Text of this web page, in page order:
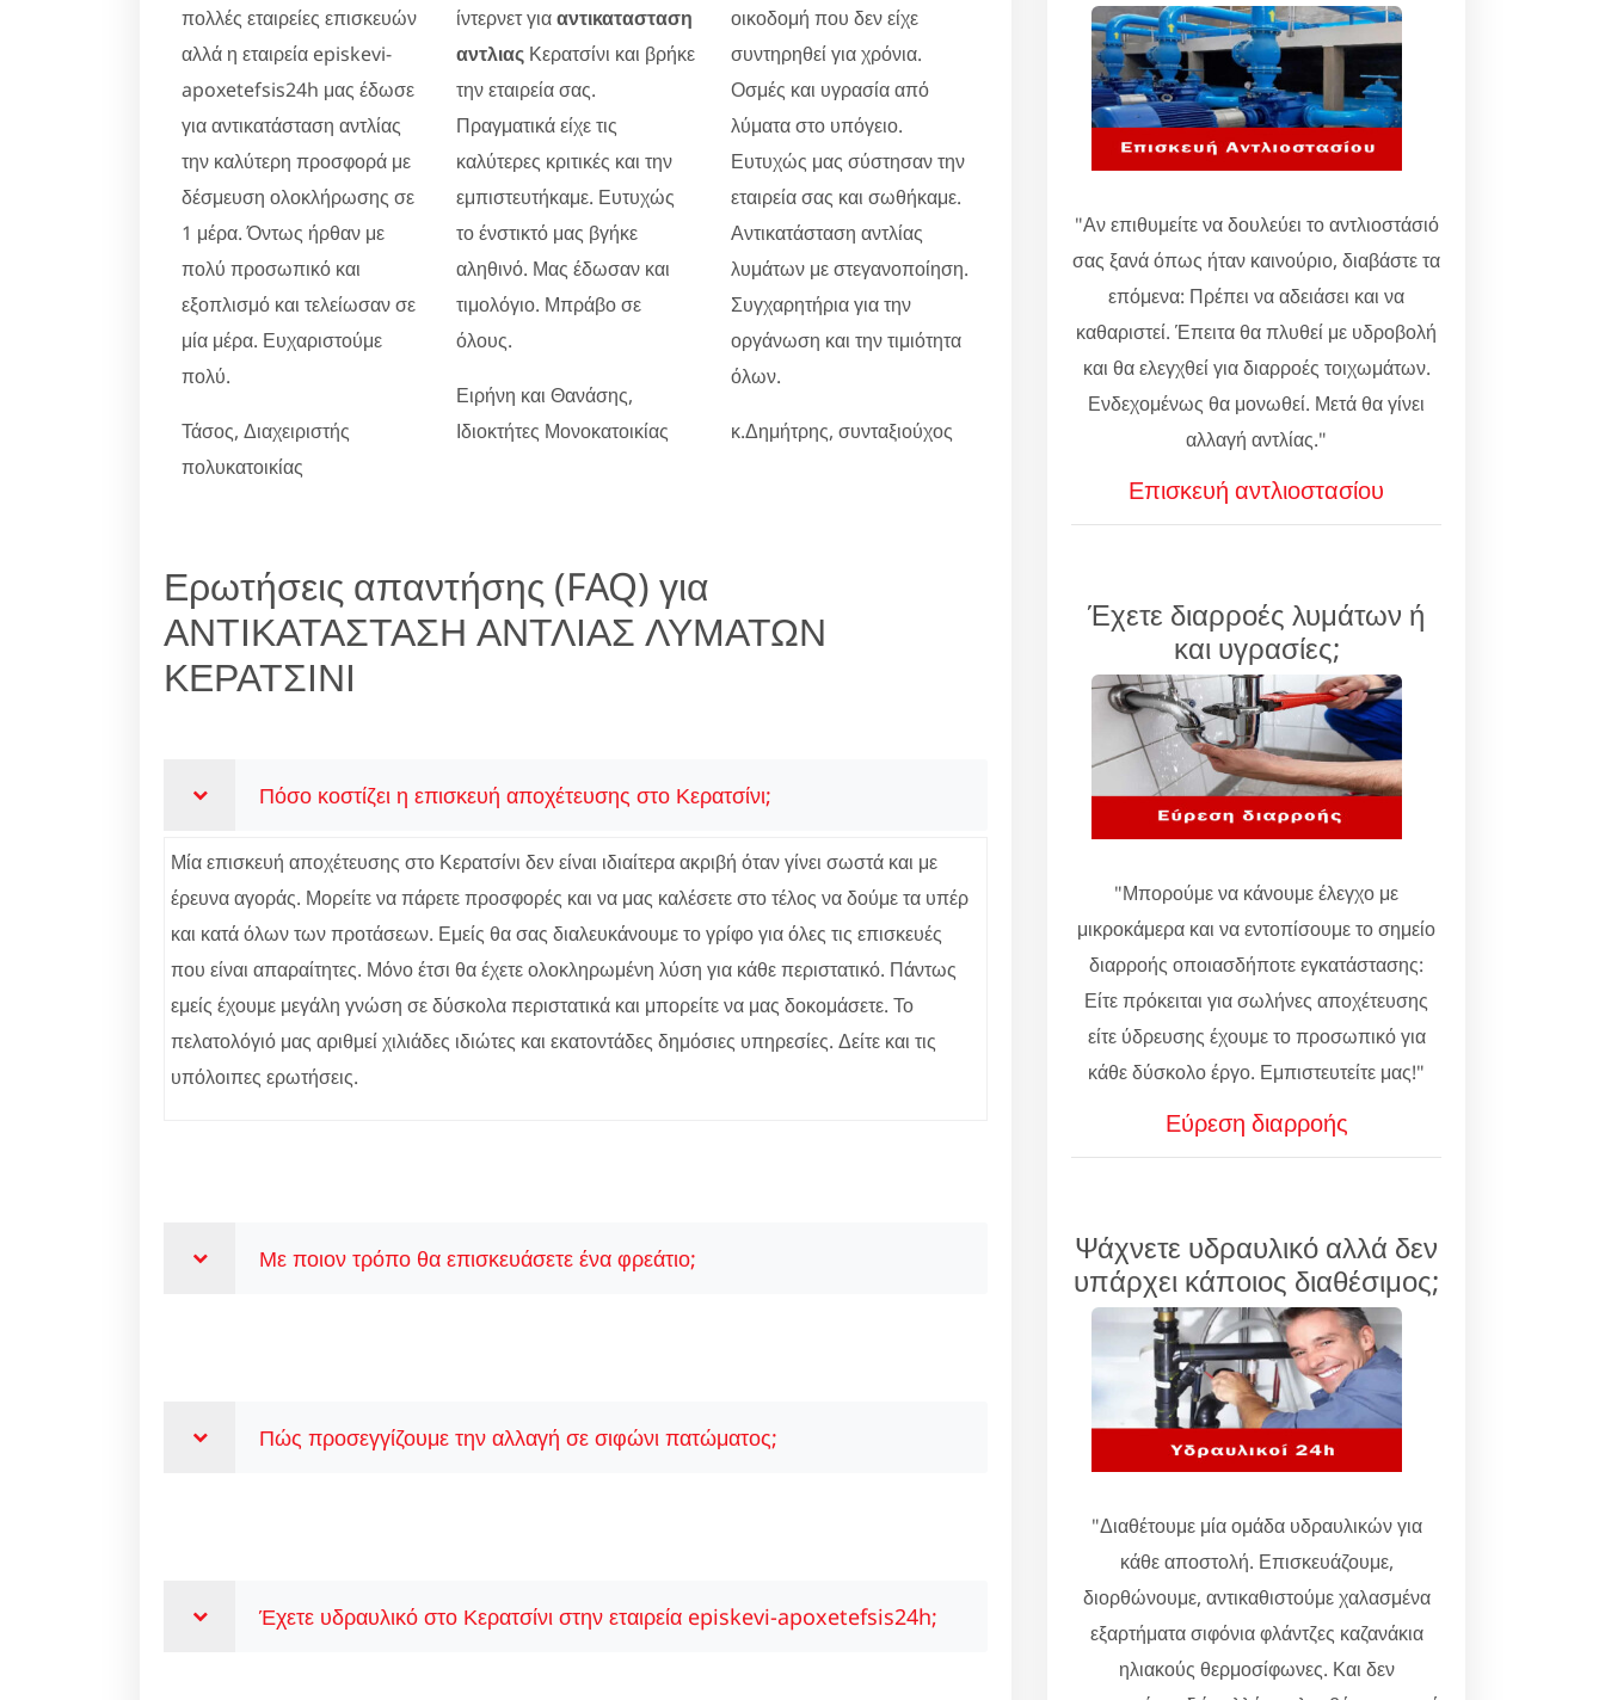
πολλές εταιρείες επισκευών
αλλά η εταιρεία episkevi-
apoxetefsis24h μας έδωσε
για αντικατάσταση αντλίας
την καλύτερη προσφορά με
δέσμευση ολοκλήρωσης σε
1 μέρα. Όντως ήρθαν με
πολύ προσωπικό και
εξοπλισμό και τελείωσαν σε
μία μέρα. Ευχαριστούμε
πολύ.
Τάσος, Διαχειριστής
πολυκατοικίας
ίντερνετ γιααντικατασταση
αντλιας Κερατσίνι και βρήκε
την εταιρεία σας.
Πραγματικά είχε τις
καλύτερες κριτικές και την
εμπιστευτήκαμε. Ευτυχώς
το ένστικτό μας βγήκε
αληθινό. Μας έδωσαν και
τιμολόγιο. Μπράβο σε
όλους.
Ειρήνη και Θανάσης,
Ιδιοκτήτες Μονοκατοικίας
οικοδομή που δεν είχε
συντηρηθεί για χρόνια.
Οσμές και υγρασία από
λύματα στο υπόγειο.
Ευτυχώς μας σύστησαν την
εταιρεία σας και σωθήκαμε.
Αντικατάσταση αντλίας
λυμάτων με στεγανοποίηση.
Συγχαρητήρια για την
οργάνωση και την τιμιότητα
όλων.
κ.Δημήτρης, συνταξιούχος
Ερωτήσεις απαντήσης (FAQ) για
ΑΝΤΙΚΑΤΑΣΤΑΣΗ ΑΝΤΛΙΑΣ ΛΥΜΑΤΩΝ
ΚΕΡΑΤΣΙΝΙ
Πόσο κοστίζει η επισκευή αποχέτευσης στο Κερατσίνι;
Μία επισκευή αποχέτευσης στο Κερατσίνι δεν είναι ιδιαίτερα ακριβή όταν γίνει σωστά και με
έρευνα αγοράς. Μορείτε να πάρετε προσφορές και να μας καλέσετε στο τέλος να δούμε τα υπέρ
και κατά όλων των προτάσεων. Εμείς θα σας διαλευκάνουμε το γρίφο για όλες τις επισκευές
που είναι απαραίτητες. Μόνο έτσι θα έχετε ολοκληρωμένη λύση για κάθε περιστατικό. Πάντως
εμείς έχουμε μεγάλη γνώση σε δύσκολα περιστατικά και μπορείτε να μας δοκομάσετε. Το
πελατολόγιό μας αριθμεί χιλιάδες ιδιώτες και εκατοντάδες δημόσιες υπηρεσίες. Δείτε και τις
υπόλοιπες ερωτήσεις.
Με ποιον τρόπο θα επισκευάσετε ένα φρεάτιο;
Πώς προσεγγίζουμε την αλλαγή σε σιφώνι πατώματος;
Έχετε υδραυλικό στο Κερατσίνι στην εταιρεία episkevi-apoxetefsis24h;
"Αν επιθυμείτε να δουλεύει το αντλιοστάσιό
σας ξανά όπως ήταν καινούριο, διαβάστε τα
επόμενα: Πρέπει να αδειάσει και να
καθαριστεί. Έπειτα θα πλυθεί με υδροβολή
και θα ελεγχθεί για διαρροές τοιχωμάτων.
Ενδεχομένως θα μονωθεί. Μετά θα γίνει
αλλαγή αντλίας."
Επισκευή αντλιοστασίου
Έχετε διαρροές λυμάτων ή
και υγρασίες;
"Μπορούμε να κάνουμε έλεγχο με
μικροκάμερα και να εντοπίσουμε το σημείο
διαρροής οποιασδήποτε εγκατάστασης:
Είτε πρόκειται για σωλήνες αποχέτευσης
είτε ύδρευσης έχουμε το προσωπικό για
κάθε δύσκολο έργο. Εμπιστευτείτε μας!"
Εύρεση διαρροής
Ψάχνετε υδραυλικό αλλά δεν
υπάρχει κάποιος διαθέσιμος;
"Διαθέτουμε μία ομάδα υδραυλικών για
κάθε αποστολή. Επισκευάζουμε,
διορθώνουμε, αντικαθιστούμε χαλασμένα
εξαρτήματα σιφόνια φλάντζες καζανάκια
ηλιακούς θερμοσίφωνες. Και δεν